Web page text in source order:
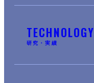
TECHNOLOGY
研究・実績